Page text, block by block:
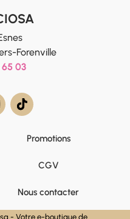
Forenville
03
Promotions
CGV
Nous contacter
- Votre e-boutique de